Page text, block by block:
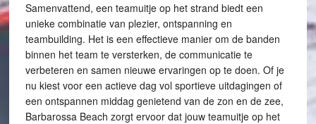
Samenvattend, een teamuitje op het strand biedt een
unieke combinatie van plezier, ontspanning en
teambuilding. Het is een effectieve manier om de banden
binnen het team te versterken, de communicatie te
verbeteren en samen nieuwe ervaringen op te doen. Of je
nu kiest voor een actieve dag vol sportieve uitdagingen of
een ontspannen middag genietend van de zon en de zee,
Barbarossa Beach zorgt ervoor dat jouw teamuitje op het